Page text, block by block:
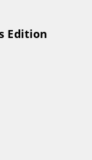
Edition